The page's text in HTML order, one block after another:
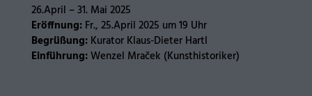
26.April – 31. Mai 2025
Eröffnung:Fr., 25.April 2025 um 19 Uhr
Begrüßung:Kurator Klaus-Dieter Hartl
Einführung:Wenzel Mraček (Kunsthistoriker)